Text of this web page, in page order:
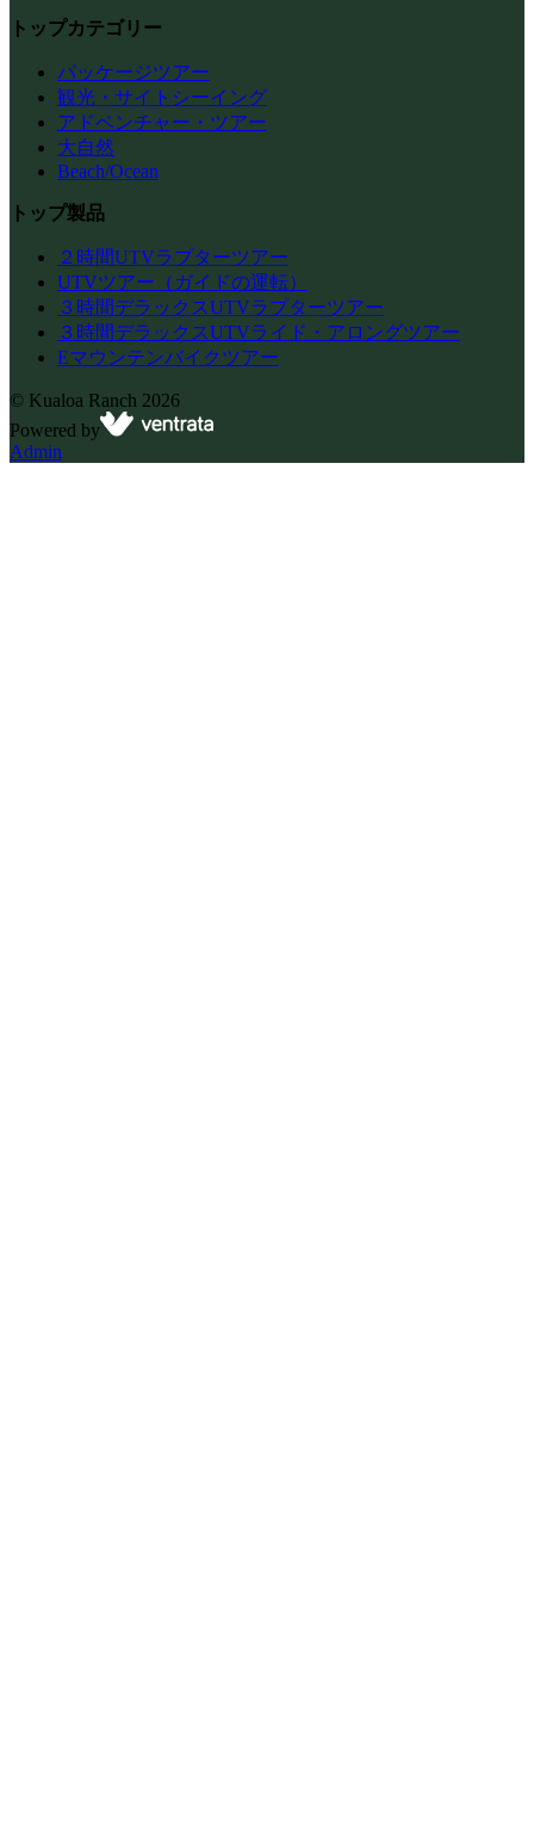
トップカテゴリー
パッケージツアー
観光・サイトシーイング
アドベンチャー・ツアー
大自然
Beach/Ocean
トップ製品
２時間UTVラプターツアー
UTVツアー（ガイドの運転）
３時間デラックスUTVラプターツアー
３時間デラックスUTVライド・アロングツアー
Eマウンテンバイクツアー
© Kualoa Ranch 2026
Powered by
Admin